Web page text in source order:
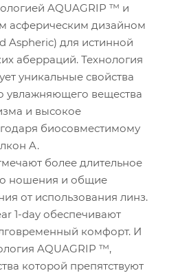
AQUAGRIP ™ и
асферическим дизайном
Aspheric) для истинной
аберраций. Технология
уникальные свойства
увлажняющего вещества
и высокое
биосовместимому
A.
более длительное
ношения и общие
от использования линз.
1-day обеспечивают
комфорт. И
AQUAGRIP ™,
которой препятствуют